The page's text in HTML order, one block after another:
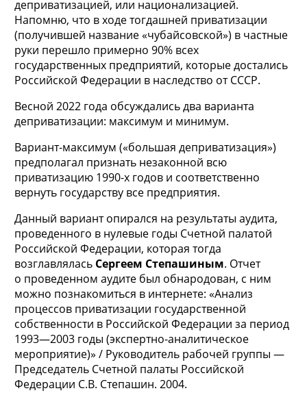
деприватизацией, или национализацией.
Напомню, что в ходе тогдашней приватизации
(получившей название «чубайсовской») в частные
руки перешло примерно 90% всех
государственных предприятий, которые достались
Российской Федерации в наследство от СССР.
Весной 2022 года обсуждались два варианта
деприватизации: максимум и минимум.
Вариант-максимум («большая деприватизация»)
предполагал признать незаконной всю
приватизацию 1990-х годов и соответственно
вернуть государству все предприятия.
Данный вариант опирался на результаты аудита,
проведенного в нулевые годы Счетной палатой
Российской Федерации, которая тогда
возглавлялась Сергеем Степашиным. Отчет
о проведенном аудите был обнародован, с ним
можно познакомиться в интернете: «Анализ
процессов приватизации государственной
собственности в Российской Федерации за период
1993—2003 годы (экспертно-аналитическое
мероприятие)» / Руководитель рабочей группы —
Председатель Счетной палаты Российской
Федерации С.В. Степашин. 2004.